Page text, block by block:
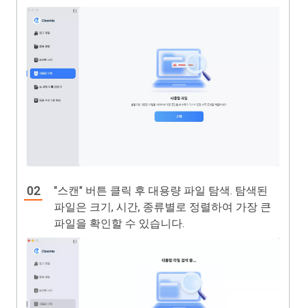
"스캔" 버튼 클릭 후 대용량 파일 탐색. 탐색된
파일은 크기, 시간, 종류별로 정렬하여 가장 큰
파일을 확인할 수 있습니다.